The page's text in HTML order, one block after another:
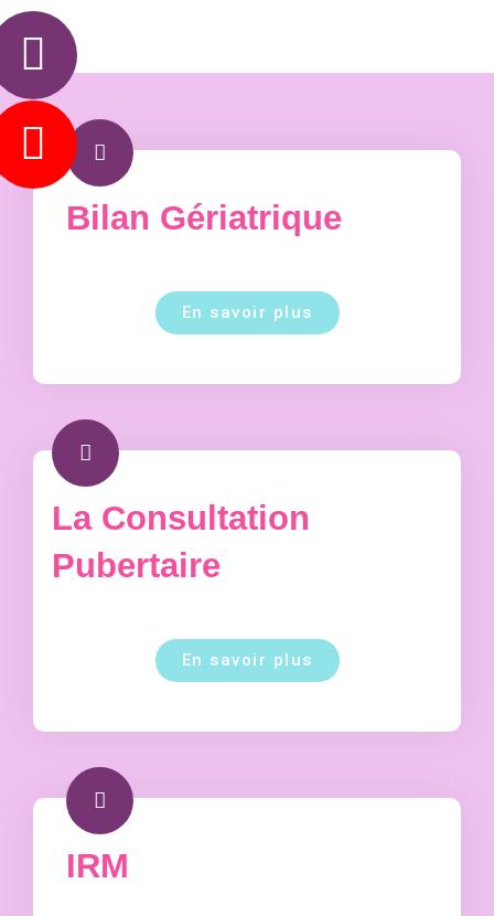
Bilan Gériatrique
En savoir plus
La Consultation
Pubertaire
En savoir plus
IRM